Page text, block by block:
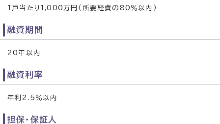
1戸当たり1,000万円（所要経費の80％以内）
融資期間
20年以内
融資利率
年利2.5％以内
担保・保証人